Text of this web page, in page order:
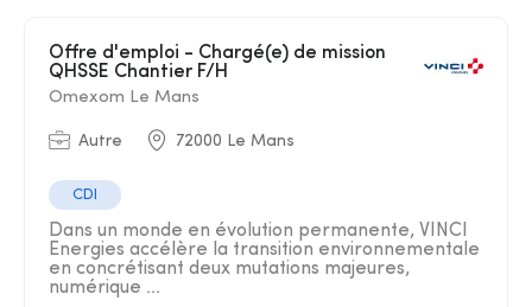
Offre d'emploi - Chargé(e) de mission
QHSSE Chantier F/H
Omexom Le Mans
Autre 72000 Le Mans
CDI
Dans un monde en évolution permanente, VINCI
Energies accélère la transition environnementale
en concrétisant deux mutations majeures,
numérique ...